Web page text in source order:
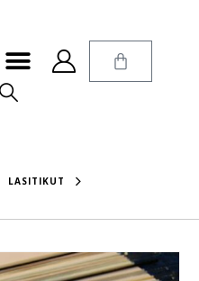
LASITIKUT